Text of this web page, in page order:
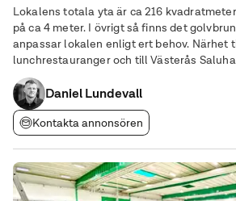
Lokalens totala yta är ca 216 kvadratmeter med en rejäl takhöjd
på ca 4 meter. I övrigt så finns det
anpassar lokalen enligt ert behov. Närhet till flertalet
lunchrestauranger och till Västerås
Daniel Lundevall
Kontakta annonsören